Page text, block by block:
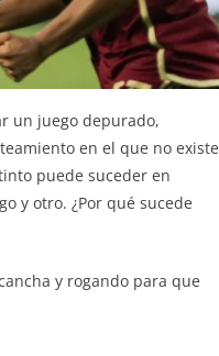
un juego depurado,
en el que no existe
puede suceder en
y otro. ¿Por qué sucede
y rogando para que